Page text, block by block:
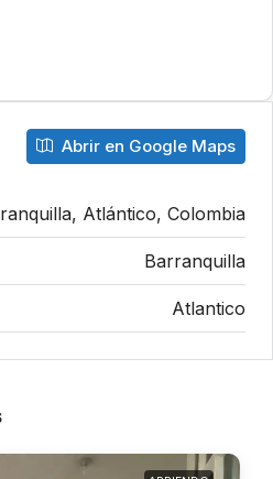
Abrir en Google Maps
Atlántico, Colombia
Barranquilla
Atlantico